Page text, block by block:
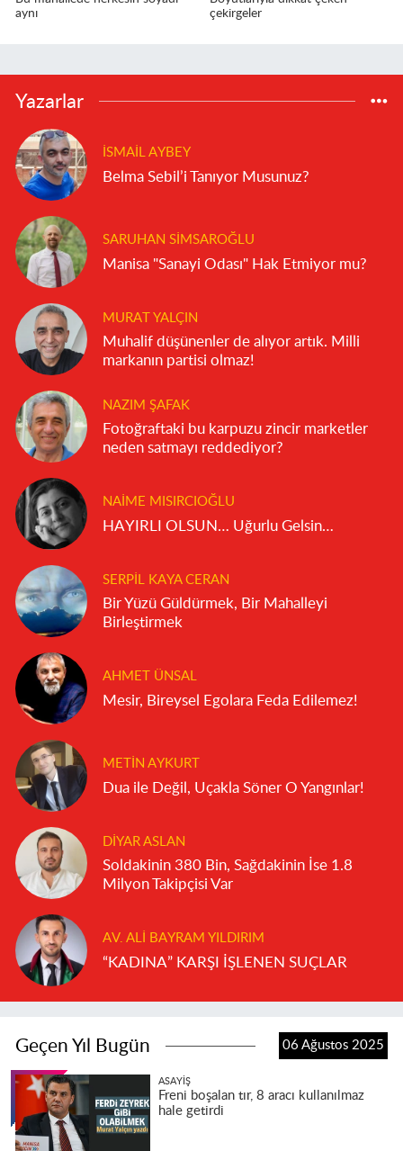
aynı
çekirgeler
Yazarlar
İSMAIL AYBEY
Belma Sebil’i Tanıyor Musunuz?
SARUHAN SIMSAROĞLU
Manisa "Sanayi Odası" Hak Etmiyor mu?
MURAT YALÇIN
Muhalif düşünenler de alıyor artık. Milli
markanın partisi olmaz!
NAZIM ŞAFAK
Fotoğraftaki bu karpuzu zincir marketler
neden satmayı reddediyor?
NAIME MISIRCIOĞLU
HAYIRLI OLSUN… Uğurlu Gelsin…
SERPIL KAYA CERAN
Bir Yüzü Güldürmek, Bir Mahalleyi
Birleştirmek
AHMET ÜNSAL
Mesir, Bireysel Egolara Feda Edilemez!
METIN AYKURT
Dua ile Değil, Uçakla Söner O Yangınlar!
DIYAR ASLAN
Soldakinin 380 Bin, Sağdakinin İse 1.8
Milyon Takipçisi Var
AV. ALI BAYRAM YILDIRIM
“KADINA” KARŞI İŞLENEN SUÇLAR
Geçen Yıl Bugün 06 Ağustos 2025
ASAYIŞ
Freni boşalan tır, 8 aracı kullanılmaz
hale getirdi